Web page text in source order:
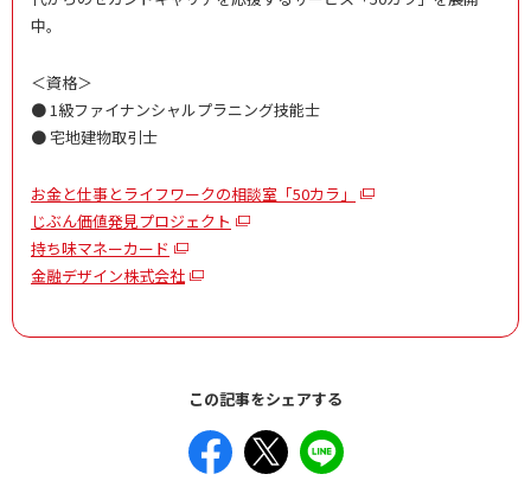
中。
＜資格＞
● 1級ファイナンシャルプラニング技能士
● 宅地建物取引士
お金と仕事とライフワークの相談室「50カラ」
じぶん価値発見プロジェクト
持ち味マネーカード
金融デザイン株式会社
この記事をシェアする